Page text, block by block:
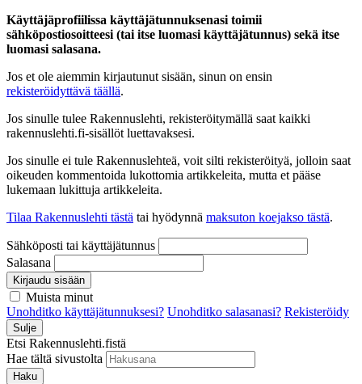
Käyttäjäprofiilissa käyttäjätunnuksenasi toimii
sähköpostiosoitteesi (tai itse luomasi käyttäjätunnus) sekä itse
luomasi salasana.
Jos et ole aiemmin kirjautunut sisään, sinun on ensin
rekisteröidyttävä täällä.
Jos sinulle tulee Rakennuslehti, rekisteröitymällä saat kaikki
rakennuslehti.fi-sisällöt luettavaksesi.
Jos sinulle ei tule Rakennuslehteä, voit silti rekisteröityä, jolloin saat
oikeuden kommentoida lukottomia artikkeleita, mutta et pääse
lukemaan lukittuja artikkeleita.
Tilaa Rakennuslehti tästä tai hyödynnä maksuton koejakso tästä.
Sähköposti tai käyttäjätunnus
Salasana
Kirjaudu sisään
Muista minut
Unohditko käyttäjätunnuksesi? Unohditko salasanasi? Rekisteröidy
Sulje
Etsi Rakennuslehti.fistä
Hae tältä sivustolta
Haku